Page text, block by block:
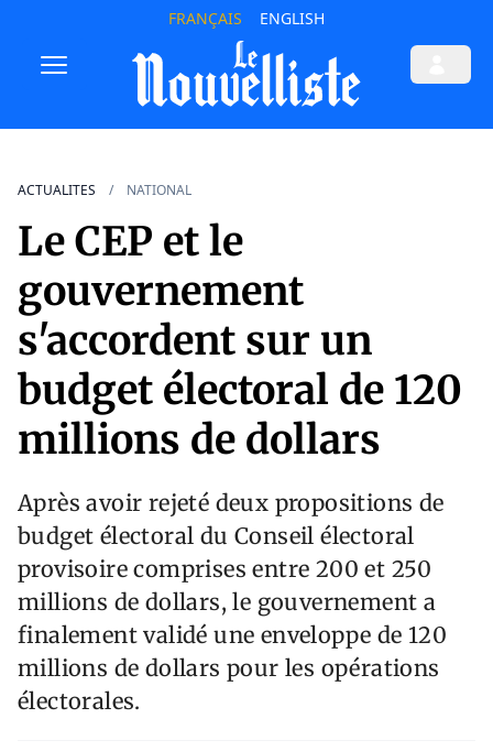
FRANÇAIS ENGLISH
ACTUALITES NATIONAL
Le CEP et le
gouvernement
s'accordent sur un
budget électoral de 120
millions de dollars
Après avoir rejeté deux propositions de
budget électoral du Conseil électoral
provisoire comprises entre 200 et 250
millions de dollars, le gouvernement a
finalement validé une enveloppe de 120
millions de dollars pour les opérations
électorales.